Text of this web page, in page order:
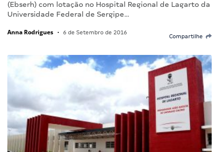
(Ebserh) com lotação no Hospital Regional de Lagarto da
Universidade Federal de Sergipe…
Anna Rodrigues • 6 de Setembro de 2016
Compartilhe